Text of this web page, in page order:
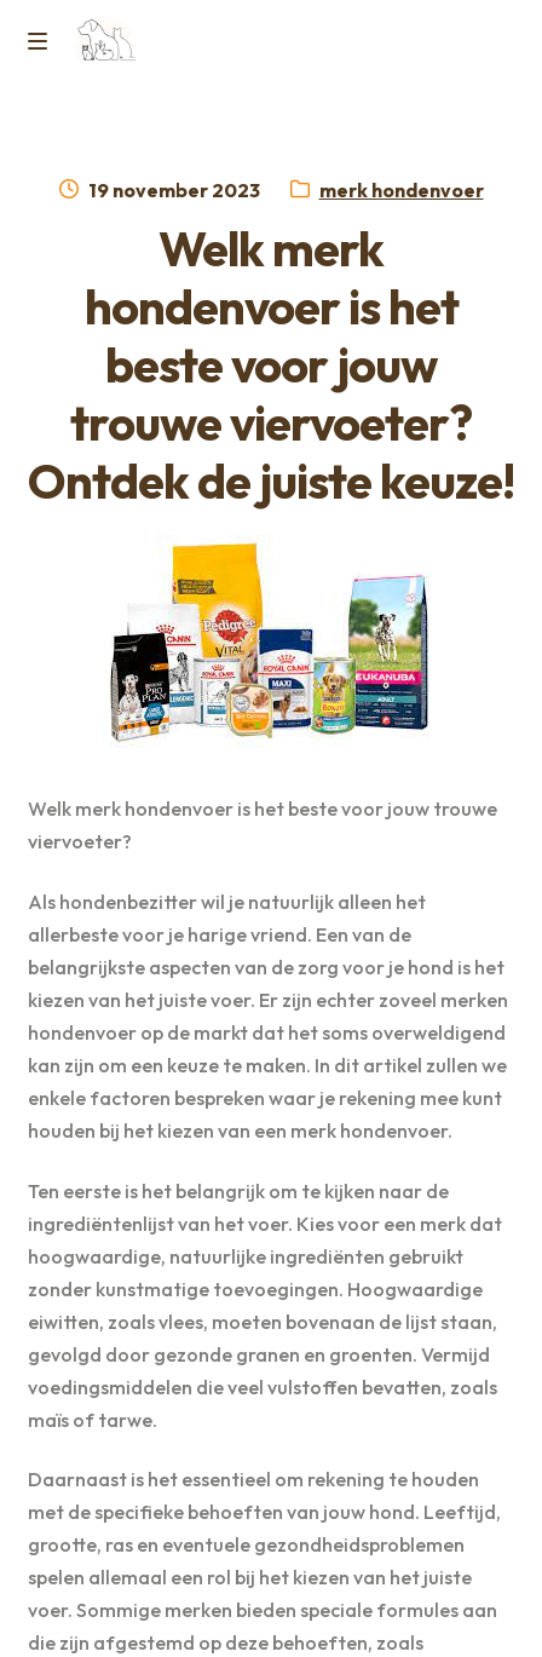
Ga
Ga
Horcon Webshop – GDPR / Voorwaarden /
Over ons
Geplaatst
19 november 2023 Categorie:
merk hondenvoer
Welk merk
hondenvoer is het
beste voor jouw
trouwe viervoeter?
Ontdek de juiste keuze!
Welk merk hondenvoer is het beste voor jouw trouwe
viervoeter?
Als hondenbezitter wil je natuurlijk alleen het
allerbeste voor je harige vriend. Een van de
belangrijkste aspecten van de zorg voor je hond is het
kiezen van het juiste voer. Er zijn echter zoveel merken
hondenvoer op de markt dat het soms overweldigend
kan zijn om een keuze te maken. In dit artikel zullen we
enkele factoren bespreken waar je rekening mee kunt
houden bij het kiezen van een merk hondenvoer.
Ten eerste is het belangrijk om te kijken naar de
ingrediëntenlijst van het voer. Kies voor een merk dat
hoogwaardige, natuurlijke ingrediënten gebruikt
zonder kunstmatige toevoegingen. Hoogwaardige
eiwitten, zoals vlees, moeten bovenaan de lijst staan,
gevolgd door gezonde granen en groenten. Vermijd
voedingsmiddelen die veel vulstoffen bevatten, zoals
maïs of tarwe.
Daarnaast is het essentieel om rekening te houden
met de specifieke behoeften van jouw hond. Leeftijd,
grootte, ras en eventuele gezondheidsproblemen
spelen allemaal een rol bij het kiezen van het juiste
voer. Sommige merken bieden speciale formules aan
die zijn afgestemd op deze behoeften, zoals